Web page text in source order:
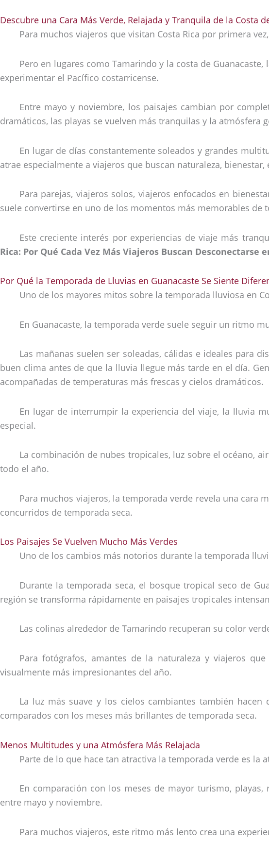
Descubre una Cara Más Verde, Relajada y Tranquila de la Costa
Para muchos viajeros que visitan Costa Rica por primera
Pero en lugares como Tamarindo y la costa de
experimentar el Pacífico costarricense.
Entre mayo y noviembre, los paisajes cambian por
dramáticos, las playas se vuelven más tranquilas y la
En lugar de días constantemente soleados y grandes
atrae especialmente a viajeros que buscan naturaleza,
Para parejas, viajeros solos, viajeros enfocados en
suele convertirse en uno de los momentos más memorables de
Este creciente interés por experiencias de viaje más
Rica: Por Qué Cada Vez Más Viajeros Buscan Desconectarse
Por Qué la Temporada de Lluvias en Guanacaste Se Siente
Uno de los mayores mitos sobre la temporada lluviosa en
En Guanacaste, la temporada verde suele seguir un ritmo
Las mañanas suelen ser soleadas, cálidas e ideales para
buen clima antes de que la lluvia llegue más tarde en el día.
acompañadas de temperaturas más frescas y cielos dramáticos.
En lugar de interrumpir la experiencia del viaje, la lluvia
especial.
La combinación de nubes tropicales, luz sobre el océano,
todo el año.
Para muchos viajeros, la temporada verde revela una cara
concurridos de temporada seca.
Los Paisajes Se Vuelven Mucho Más Verdes
Uno de los cambios más notorios durante la temporada
Durante la temporada seca, el bosque tropical seco de
región se transforma rápidamente en paisajes tropicales
Las colinas alrededor de Tamarindo recuperan su color
Para fotógrafos, amantes de la naturaleza y viajeros
visualmente más impresionantes del año.
La luz más suave y los cielos cambiantes también
comparados con los meses más brillantes de temporada seca.
Menos Multitudes y una Atmósfera Más Relajada
Parte de lo que hace tan atractiva la temporada verde es la
En comparación con los meses de mayor turismo,
entre mayo y noviembre.
Para muchos viajeros, este ritmo más lento crea una